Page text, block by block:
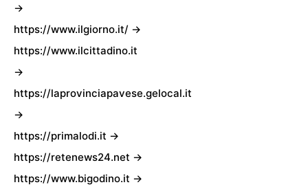
→
https://www.ilgiorno.it/ →
https://www.ilcittadino.it
→
https://laprovinciapavese.gelocal.it
→
https://primalodi.it →
https://retenews24.net →
https://www.bigodino.it →